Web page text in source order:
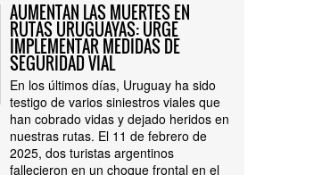
AUMENTAN LAS MUERTES EN
RUTAS URUGUAYAS: URGE
IMPLEMENTAR MEDIDAS DE
SEGURIDAD VIAL
En los últimos días, Uruguay ha sido
testigo de varios siniestros viales que
han cobrado vidas y dejado heridos en
nuestras rutas. El 11 de febrero de
2025, dos turistas argentinos
fallecieron en un choque frontal en el